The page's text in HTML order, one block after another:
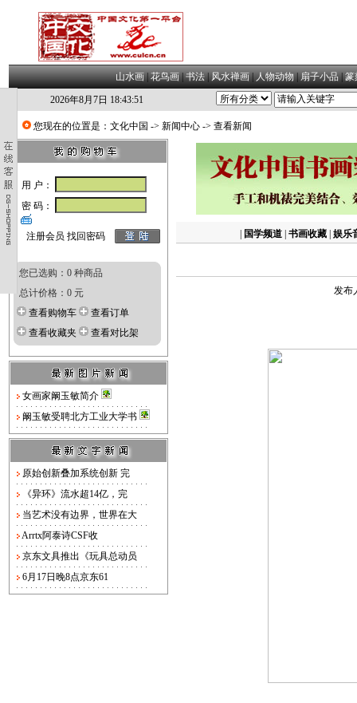
山水画|花鸟画|书法|风水禅画|人物动物|扇子小品|篆
2026年8月7日 18:43:52
您现在的位置是： 文化中国 -> 新闻中心 -> 查看新闻
用 户：
密 码：
注册会员 找回密码
您已选购：0 种商品
总计价格：0 元
查看购物车
查看订单
查看收藏夹
查看对比架
女画家阚玉敏简介
阚玉敏受聘北方工业大学书
原始创新叠加系统创新 完
《异环》流水超14亿，完
当艺术没有边界，世界在大
Arrtx阿泰诗CSF收
京东文具推出《玩具总动员
6月17日晚8点京东61
国学频道 书画收藏 娱乐
发布